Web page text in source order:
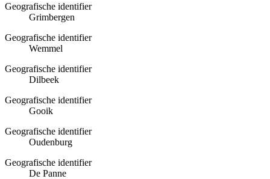
Geografische identifier
Grimbergen
Geografische identifier
Wemmel
Geografische identifier
Dilbeek
Geografische identifier
Gooik
Geografische identifier
Oudenburg
Geografische identifier
De Panne